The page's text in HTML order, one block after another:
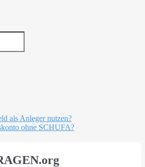
als Anleger nutzen?
ohne SCHUFA?